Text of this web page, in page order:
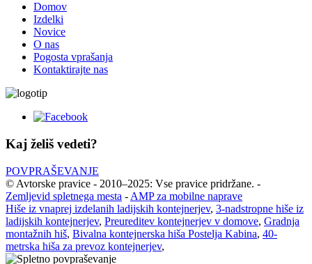
Domov
Izdelki
Novice
O nas
Pogosta vprašanja
Kontaktirajte nas
Kaj želiš vedeti?
POVPRAŠEVANJE
© Avtorske pravice - 2010–2025: Vse pravice pridržane. -
Zemljevid spletnega mesta - AMP za mobilne naprave
Hiše iz vnaprej izdelanih ladijskih kontejnerjev, 3-nadstropne hiše iz
ladijskih kontejnerjev, Preureditev kontejnerjev v domove, Gradnja
montažnih hiš, Bivalna kontejnerska hiša Postelja Kabina, 40-
metrska hiša za prevoz kontejnerjev,